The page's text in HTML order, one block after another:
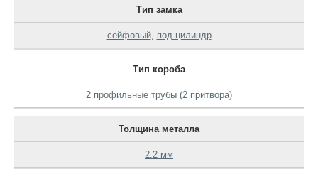
Тип замка
сейфовый, под цилиндр
Тип короба
2 профильные трубы (2 притвора)
Толщина металла
2.2 мм